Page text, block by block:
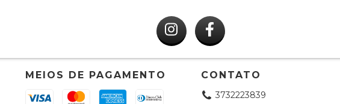
MEIOS DE PAGAMENTO CONTATO
3732223839